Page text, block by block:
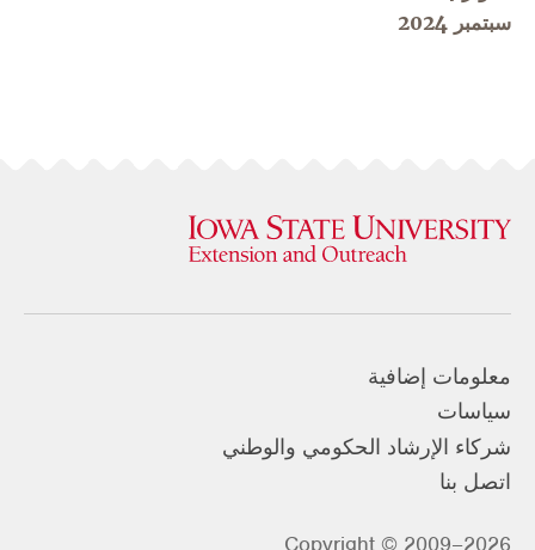
سبتمبر 2024
معلومات إضافية
سياسات
شركاء الإرشاد الحكومي والوطني
اتصل بنا
Copyright © 2009–2026